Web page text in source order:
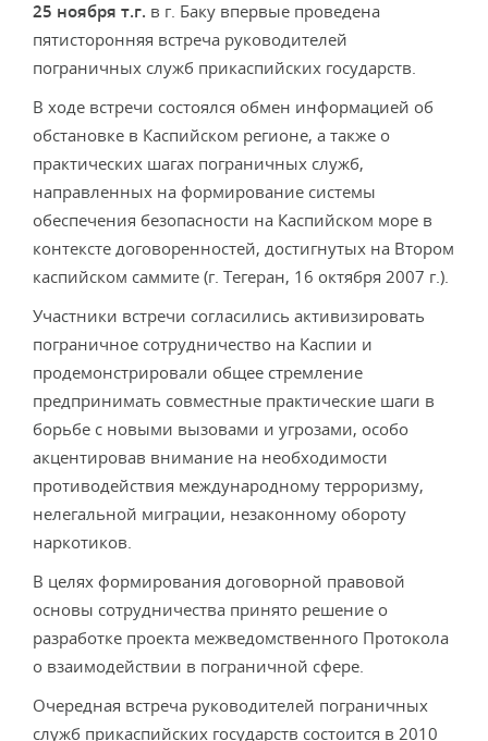
25 ноября т.г. в г. Баку впервые проведена
пятисторонняя встреча руководителей
пограничных служб прикаспийских государств.
В ходе встречи состоялся обмен информацией об
обстановке в Каспийском регионе, а также о
практических шагах пограничных служб,
направленных на формирование системы
обеспечения безопасности на Каспийском море в
контексте договоренностей, достигнутых на Втором
каспийском саммите (г. Тегеран, 16 октября 2007 г.).
Участники встречи согласились активизировать
пограничное сотрудничество на Каспии и
продемонстрировали общее стремление
предпринимать совместные практические шаги в
борьбе с новыми вызовами и угрозами, особо
акцентировав внимание на необходимости
противодействия международному терроризму,
нелегальной миграции, незаконному обороту
наркотиков.
В целях формирования договорной правовой
основы сотрудничества принято решение о
разработке проекта межведомственного Протокола
о взаимодействии в пограничной сфере.
Очередная встреча руководителей пограничных
служб прикаспийских государств состоится в 2010